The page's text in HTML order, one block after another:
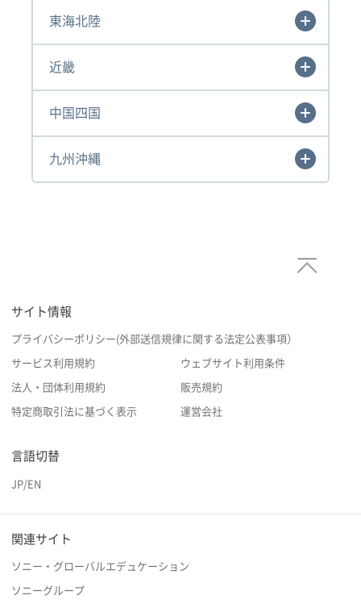
東海北陸
近畿
中国四国
九州沖縄
サイト情報
プライバシーポリシー(外部送信規律に関する法定公表事項）
サービス利用規約 ウェブサイト利用条件
法人・団体利用規約 販売規約
特定商取引法に基づく表示 運営会社
言語切替
JP/EN
関連サイト
ソニー・グローバルエデュケーション
ソニーグループ